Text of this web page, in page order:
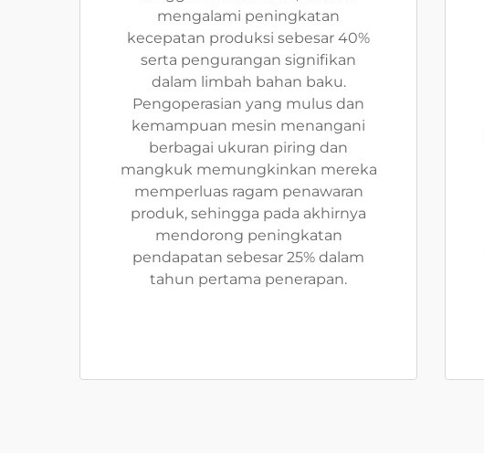
mengalami peningkatan
kecepatan produksi sebesar 40%
serta pengurangan signifikan
dalam limbah bahan baku.
Pengoperasian yang mulus dan
kemampuan mesin menangani
berbagai ukuran piring dan
mangkuk memungkinkan mereka
memperluas ragam penawaran
produk, sehingga pada akhirnya
mendorong peningkatan
pendapatan sebesar 25% dalam
tahun pertama penerapan.